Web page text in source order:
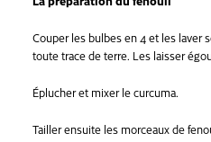
Couper les bulbes en 4 et les laver
toute trace de terre. Les laisser
Éplucher et mixer le curcuma.
Tailler ensuite les morceaux de